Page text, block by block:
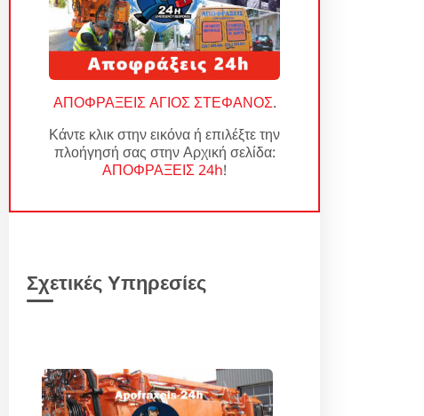
ΑΠΟΦΡΑΞΕΙΣ ΑΓΙΟΣ ΣΤΕΦΑΝΟΣ.
Κάντε κλικ στην εικόνα ή επιλέξτε την
πλοήγησή σας στην Αρχική σελίδα:
ΑΠΟΦΡΑΞΕΙΣ 24h!
Σχετικές Υπηρεσίες